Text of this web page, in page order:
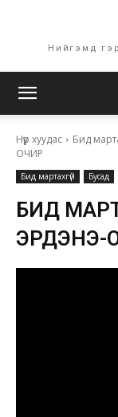
Нийгэмд
Нүүр хуудас Бид
ОЧИР
Бид мартахгүй Бусад
БИД
ЭРДЭНЭ-